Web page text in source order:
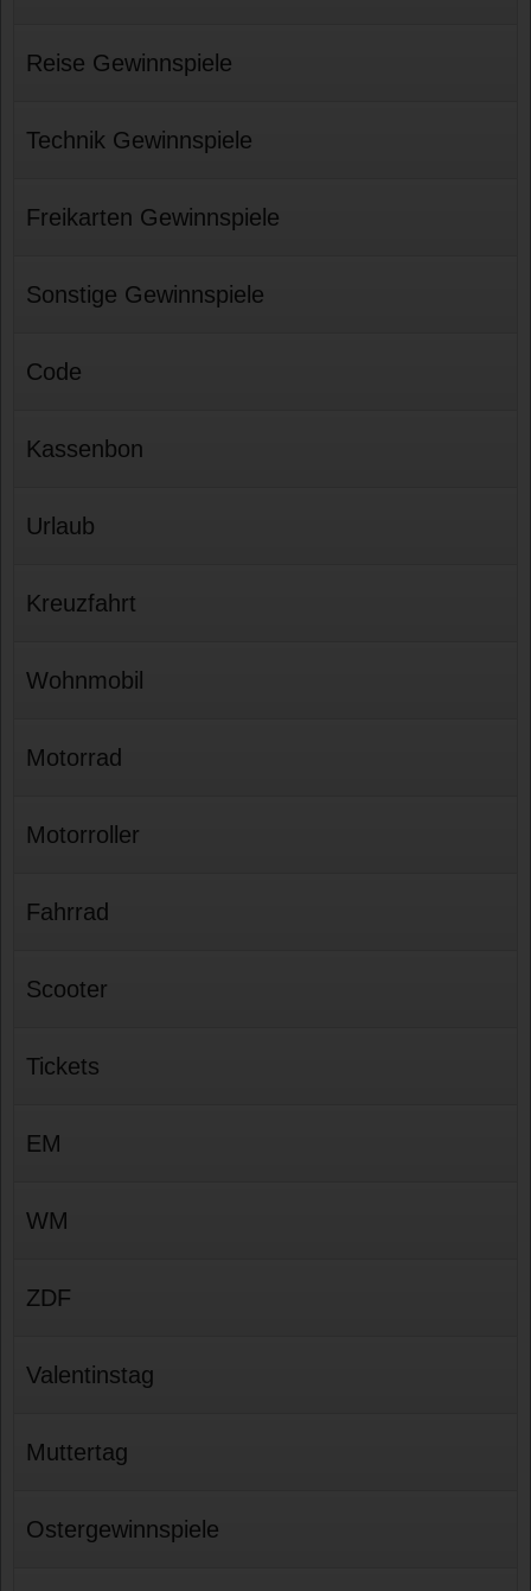
Reise Gewinnspiele
Technik Gewinnspiele
Freikarten Gewinnspiele
Sonstige Gewinnspiele
Code
Kassenbon
Urlaub
Kreuzfahrt
Wohnmobil
Motorrad
Motorroller
Fahrrad
Scooter
Tickets
EM
WM
ZDF
Valentinstag
Muttertag
Ostergewinnspiele